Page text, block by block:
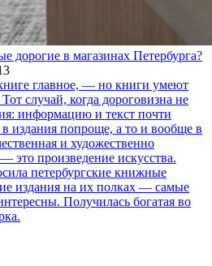
дорогие в магазинах Петербурга?
главное, — но книги умеют
случай, когда дороговизна не
информацию и текст почти
издания попроще, а то и вообще в
и художественно
это произведение искусства.
петербургские книжные
издания на их полках — самые
Получилась богатая во